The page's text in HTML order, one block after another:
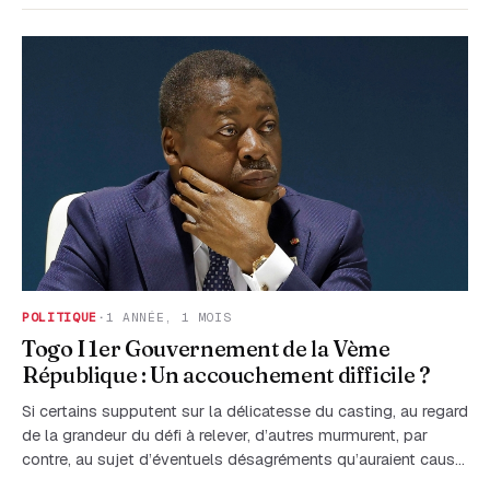
POLITIQUE · 1 ANNÉE, 1 MOIS
Togo I 1er Gouvernement de la Vème
République : Un accouchement difficile ?
Si certains supputent sur la délicatesse du casting, au regard
de la grandeur du défi à relever, d’autres murmurent, par
contre, au sujet d’éventuels désagréments qu’auraient caus…